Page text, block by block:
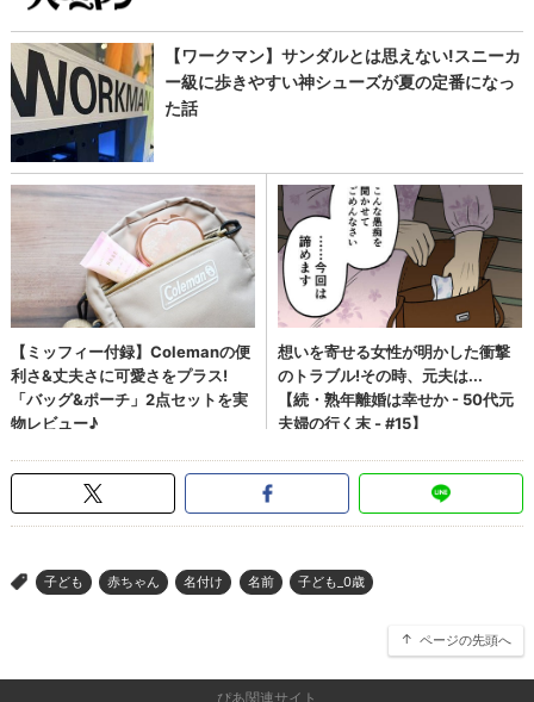
> 子ども 赤ちゃん 名付け 名前 子ども_0歳
ページの先頭へ
ぴあ関連サイト